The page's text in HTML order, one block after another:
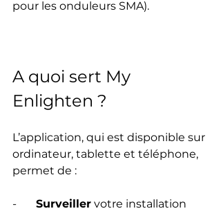
pour les onduleurs SMA).
A quoi sert My
Enlighten ?
L’application, qui est disponible sur
ordinateur, tablette et téléphone,
permet de :
- Surveiller votre installation